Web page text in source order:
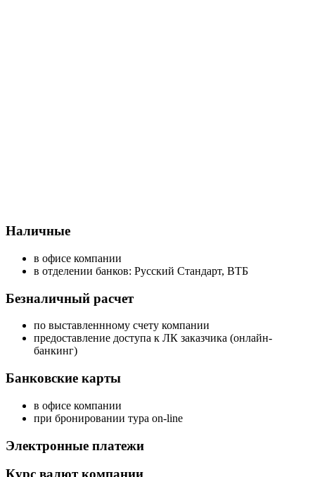
Наличные
в офисе компании
в отделении банков: Русский Стандарт, ВТБ
Безналичный расчет
по выставленнному счету компании
предоставление доступа к ЛК заказчика (онлайн-
банкинг)
Банковские карты
в офисе компании
при бронировании тура on-line
Электронные платежи